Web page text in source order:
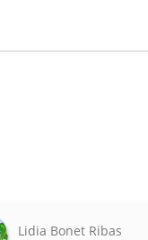
Lidia Bonet Ribas